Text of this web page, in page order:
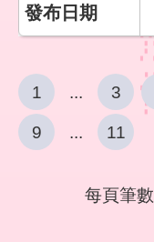
1 ... 3
9
... 11
每頁筆數